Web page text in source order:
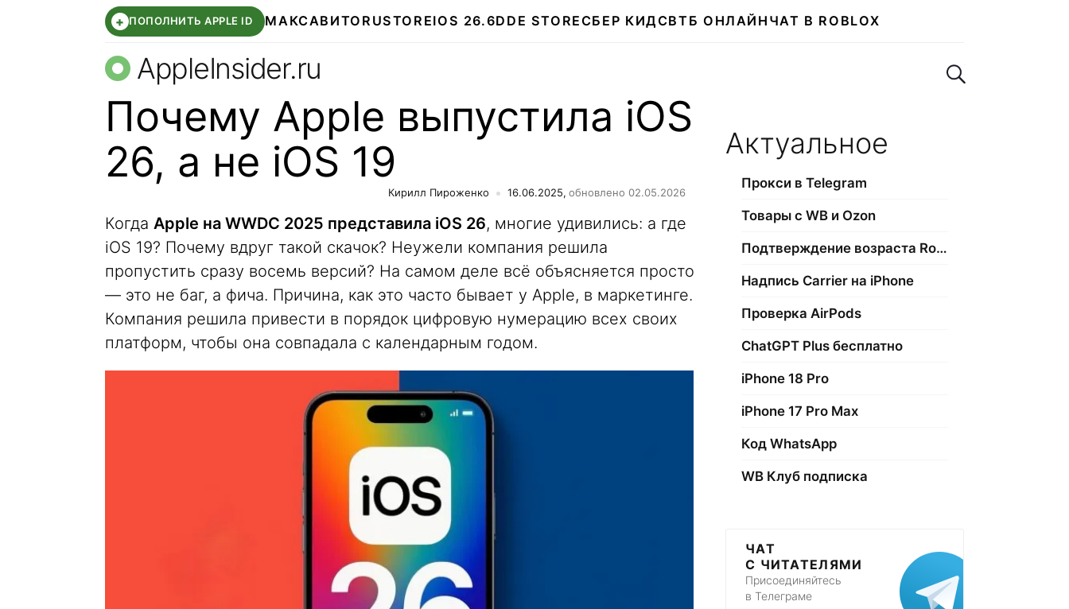
+ ПОПОЛНИТЬ APPLE ID МАКСАВИТО RUSTOREIOS 26.6DDE STORE СБЕР КИДСВТБ ОНЛАЙН ЧАТ В ROBLOX
AppleInsider.ru Поиск по сайту
Почему Apple выпустила iOS
26, а не iOS 19
Кирилл Пироженко 16.06.2025, обновлено 02.05.2026
Когда Apple на WWDC 2025 представила iOS 26, многие удивились: а где
iOS 19? Почему вдруг такой скачок? Неужели компания решила
пропустить сразу восемь версий? На самом деле всё объясняется просто
— это не баг, а фича. Причина, как это часто бывает у Apple, в маркетинге.
Компания решила привести в порядок цифровую нумерацию всех своих
платформ, чтобы она совпадала с календарным годом.
Актуальное
Прокси в Telegram
Товары с WB и Ozon
Подтверждение возраста Roblox
Надпись Carrier на iPhone
Проверка AirPods
ChatGPT Plus бесплатно
iPhone 18 Pro
iPhone 17 Pro Max
Код WhatsApp
WB Клуб подписка
ЧАТ
С ЧИТАТЕЛЯМИ
Присоединяйтесь
в Телеграме